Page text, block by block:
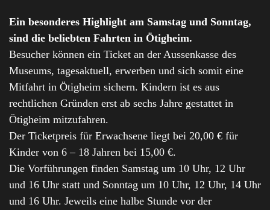
Ein besonderes Highlight am Samstag und Sonntag,
sind die beliebten Fahrten in Ötigheim.
Besucher können ein Ticket an der Aussenkasse des
Museums, tagesaktuell, erwerben und sich somit eine
Mitfahrt in Ötigheim sichern. Kindern ist es aus
rechtlichen Gründen erst ab sechs Jahre gestattet in
Ötigheim mitzufahren.
Der Ticketpreis für Erwachsene liegt bei 20,00 € für
Kinder von 6 – 18 Jahren bei 15,00 €.
Die Vorführungen finden Samstag um 10 Uhr, 12 Uhr
und 16 Uhr statt und Sonntag um 10 Uhr, 12 Uhr, 14 Uhr
und 16 Uhr. Jeweils eine halbe Stunde vor der